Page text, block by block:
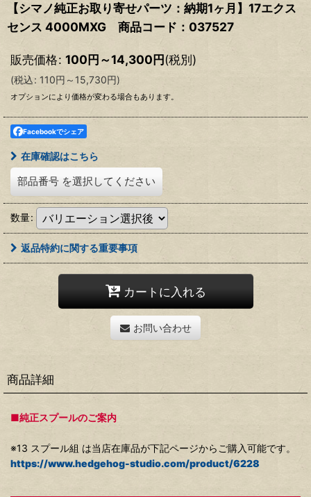
【シマノ純正お取り寄せパーツ：納期1ヶ月】17エクス
センス 4000MXG 商品コード：037527
販売価格: 100円～14,300円(税別)
(税込: 110円 ～15,730円)
オプションにより価格が変わる場合もあります。
Facebookでシェア
在庫確認はこちら
部品番号 を選択してください
数量:
返品特約に関する重要事項
カートに入れる
お問い合わせ
商品詳細
■純正スプールのご案内
※13 スプール組 は当店在庫品が下記ページからご購入可能です。
https://www.hedgehog-studio.com/product/6228